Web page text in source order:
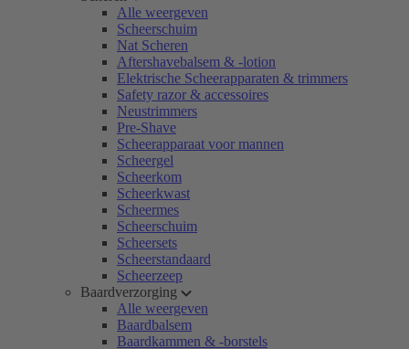
Alle weergeven
Scheerschuim
Nat Scheren
Aftershavebalsem & -lotion
Elektrische Scheerapparaten & trimmers
Safety razor & accessoires
Neustrimmers
Pre-Shave
Scheerapparaat voor mannen
Scheergel
Scheerkom
Scheerkwast
Scheermes
Scheerschuim
Scheersets
Scheerstandaard
Scheerzeep
Baardverzorging
Alle weergeven
Baardbalsem
Baardkammen & -borstels